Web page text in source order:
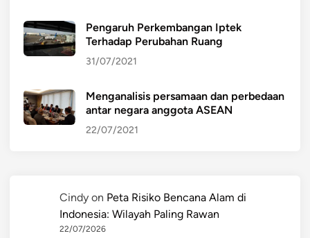
Pengaruh Perkembangan Iptek
Terhadap Perubahan Ruang
31/07/2021
Menganalisis persamaan dan perbedaan
antar negara anggota ASEAN
22/07/2021
Cindy on Peta Risiko Bencana Alam di
Indonesia: Wilayah Paling Rawan
22/07/2026